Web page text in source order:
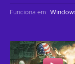
Funciona em: